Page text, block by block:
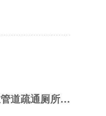
科学城清理化粪池清理污水池公司专业管道疏通厕所下水道